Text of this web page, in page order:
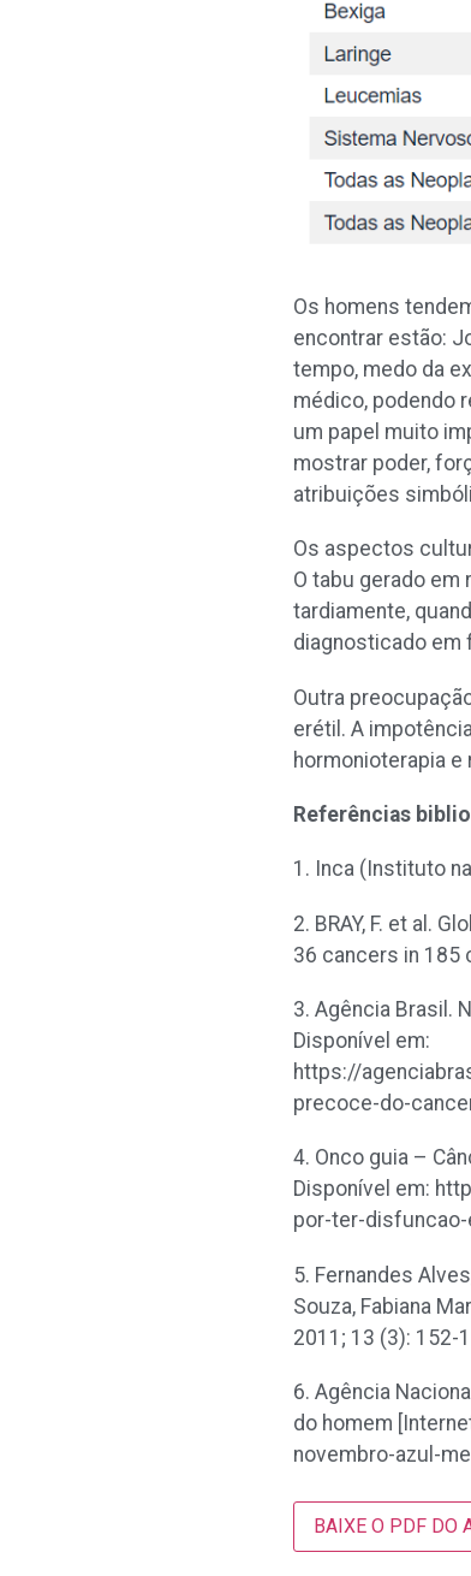
Os homens
encontrar estão:
tempo, medo da
médico, podendo
um papel muito
mostrar poder,
atribuições
Os aspectos
O tabu gerado
tardiamente,
diagnosticado em
Outra
erétil. A
hormonioterapia e
Referências
1. Inca (Instituto
2. BRAY, F. et al.
36 cancers in 185
3. Agência Brasil.
Disponível em:
https://
precoce-do-
4. Onco guia –
Disponível em:
por-ter-
5. Fernandes
Souza, Fabiana
2011; 13 (3): 152-
6. Agência
do homem
novembro-azul-
BAIXE O PDF DO